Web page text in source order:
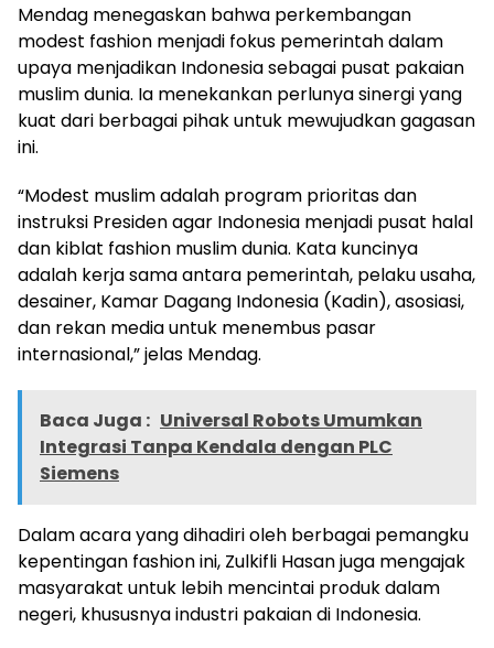
Mendag menegaskan bahwa perkembangan
modest fashion menjadi fokus pemerintah dalam
upaya menjadikan Indonesia sebagai pusat pakaian
muslim dunia. Ia menekankan perlunya sinergi yang
kuat dari berbagai pihak untuk mewujudkan gagasan
ini.
“Modest muslim adalah program prioritas dan
instruksi Presiden agar Indonesia menjadi pusat halal
dan kiblat fashion muslim dunia. Kata kuncinya
adalah kerja sama antara pemerintah, pelaku usaha,
desainer, Kamar Dagang Indonesia (Kadin), asosiasi,
dan rekan media untuk menembus pasar
internasional,” jelas Mendag.
Baca Juga : Universal Robots Umumkan
Integrasi Tanpa Kendala dengan PLC
Siemens
Dalam acara yang dihadiri oleh berbagai pemangku
kepentingan fashion ini, Zulkifli Hasan juga mengajak
masyarakat untuk lebih mencintai produk dalam
negeri, khususnya industri pakaian di Indonesia.